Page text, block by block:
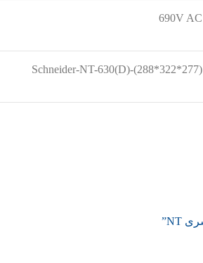
690V AC
Schneider-NT-630(D)-(288*322*277)